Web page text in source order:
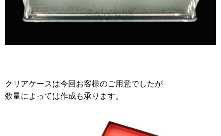
クリアケースは今回お客様のご用意でしたが
数量によっては作成も承ります。